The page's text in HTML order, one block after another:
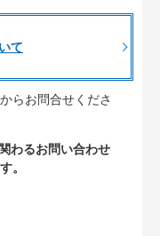
て
らお問合せくださ
わるお問い合わせ
。